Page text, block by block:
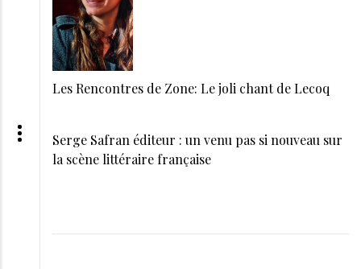
Les Rencontres de Zone: Le joli chant de Lecoq
Serge Safran éditeur : un venu pas si nouveau sur
la scène littéraire française